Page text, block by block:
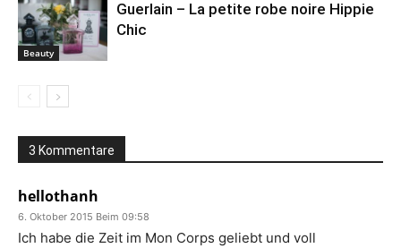
Beauty
Guerlain – La petite robe noire Hippie
Chic
3 Kommentare
hellothanh
6. Oktober 2015 Beim 09:58
Ich habe die Zeit im Mon Corps geliebt und voll